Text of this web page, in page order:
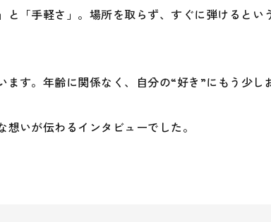
「手軽さ」。場所を取らず、すぐに弾けると
ます。年齢に関係なく、自分の“好き”にもう少し
いが伝わるインタビューでした。